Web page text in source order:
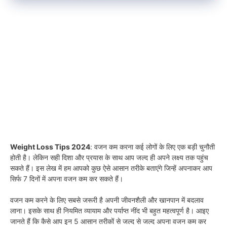
Weight Loss Tips 2024: वजन कम करना कई लोगों के लिए एक बड़ी चुनौती
होती है। लेकिन सही दिशा और प्रयास के साथ आप जल्द ही अपने लक्ष्य तक पहुंच
सकते हैं। इस लेख में हम आपको कुछ ऐसे आसान तरीके बताएंगे जिन्हें अपनाकर आप
सिर्फ 7 दिनों में अपना वजन कम कर सकते हैं।
वजन कम करने के लिए सबसे जरूरी है अपनी जीवनशैली और खानपान में बदलाव
लाना। इसके साथ ही नियमित व्यायाम और पर्याप्त नींद भी बहुत महत्वपूर्ण है। आइए
जानते हैं कि कैसे आप इन 5 आसान तरीकों से जल्द से जल्द अपना वजन कम कर